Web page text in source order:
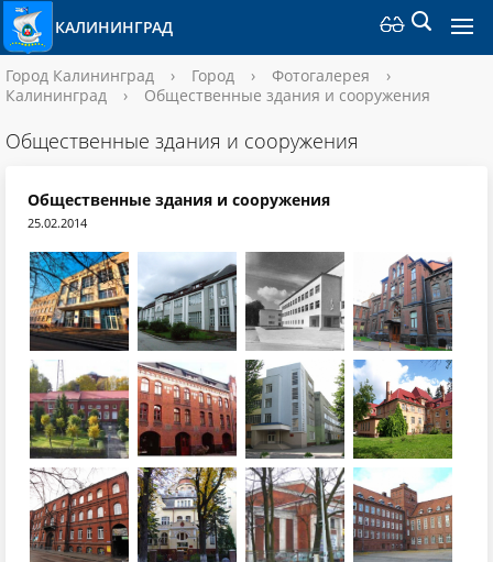
КАЛИНИНГРАД
Город Калининград › Город › Фотогалерея
›
Калининград
› Общественные здания и сооружения
Общественные здания и сооружения
Общественные здания и сооружения
25.02.2014